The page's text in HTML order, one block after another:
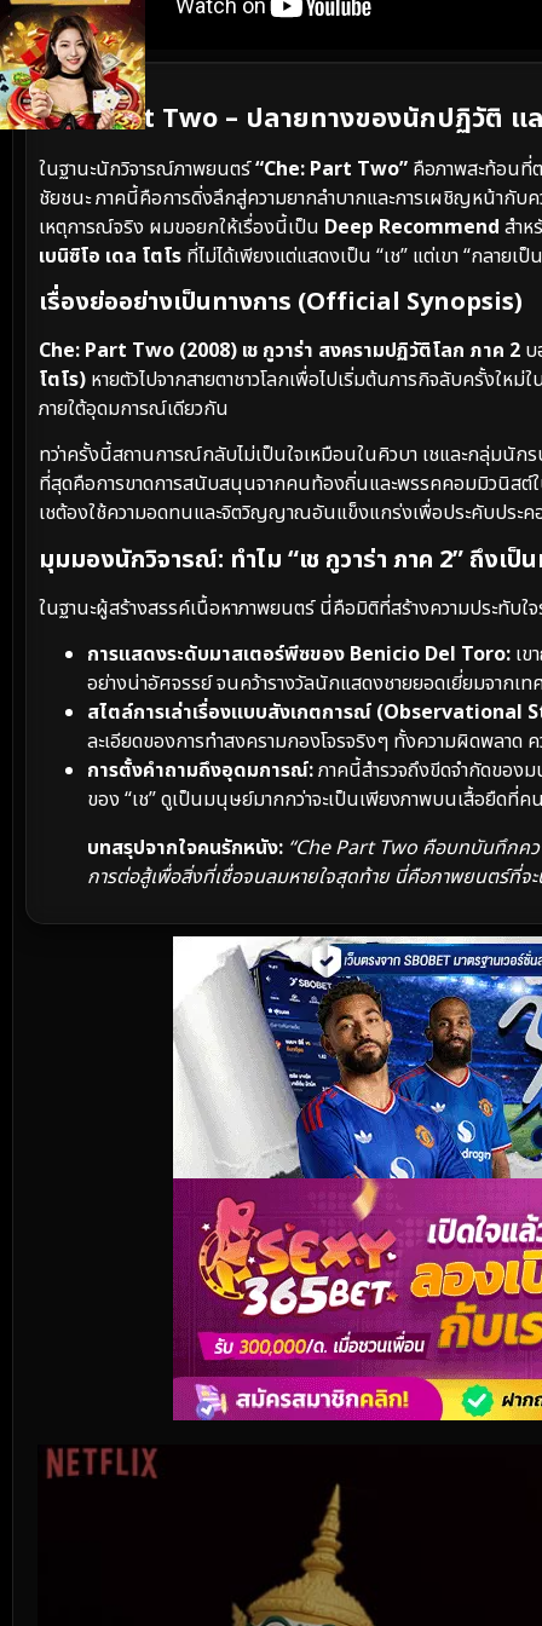
เนื้อเรื่องย่อ
Che Part Two – ปลายทางของนักปฏิวัติ แ
ในฐานะนักวิจารณ์ภาพยนตร์“Che: Part Two” คือภาพสะท้อนที่
ชัยชนะ ภาคนี้คือการดิ่งลึกสู่ความยากลำบากและการเผชิญหน้ากับ
เหตุการณ์จริง ผมขอยกให้เรื่องนี้เป็น Deep Recommend สำ
เบนิซิโอ เดล โตโร ที่ไม่ได้เพียงแต่แสดงเป็น “เช” แต่เขา “กลาย
เรื่องย่ออย่างเป็นทางการ (Official Synopsis)
Che: Part Two (2008) เช กูวาร่า สงครามปฏิวัติโลก ภาค 2 บ
โตโร) หายตัวไปจากสายตาชาวโลกเพื่อไปเริ่มต้นภารกิจลับครั้งให
ภายใต้อุดมการณ์เดียวกัน
ทว่าครั้งนี้สถานการณ์กลับไม่เป็นใจเหมือนในคิวบา เชและกลุ่มนัก
ที่สุดคือการขาดการสนับสนุนจากคนท้องถิ่นและพรรคคอมมิวนิสต์
เชต้องใช้ความอดทนและจิตวิญญาณอันแข็งแกร่งเพื่อประคับประค
มุมมองนักวิจารณ์: ทำไม “เช กูวาร่า ภาค 2” ถึงเ
ในฐานะผู้สร้างสรรค์เนื้อหาภาพยนตร์ นี่คือมิติที่สร้างความประทับใ
การแสดงระดับมาสเตอร์พีซของ Benicio Del Toro: เข
อย่างน่าอัศจรรย์ จนคว้ารางวัลนักแสดงชายยอดเยี่ยมจากเ
สไตล์การเล่าเรื่องแบบสังเกตการณ์ (Observational
ละเอียดของการทำสงครามกองโจรจริงๆ ทั้งความผิดพลาด
การตั้งคำถามถึงอุดมการณ์:ภาคนี้สำรวจถึงขีดจำกัดของ
ของ “เช” ดูเป็นมนุษย์มากกว่าจะเป็นเพียงภาพบนเสื้อยืดที่ค
บทสรุปจากใจคนรักหนัง: “Che Part Two คือบทบันทึกค
การต่อสู้เพื่อสิ่งที่เชื่อจนลมหายใจสุดท้าย นี่คือภาพยนตร์ที่จ